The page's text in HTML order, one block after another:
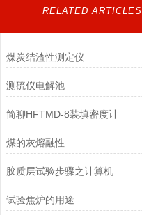
RELATED ARTICLES
煤炭结渣性测定仪
测硫仪电解池
简聊HFTMD-8装填密度计
煤的灰熔融性
胶质层试验步骤之计算机
试验焦炉的用途